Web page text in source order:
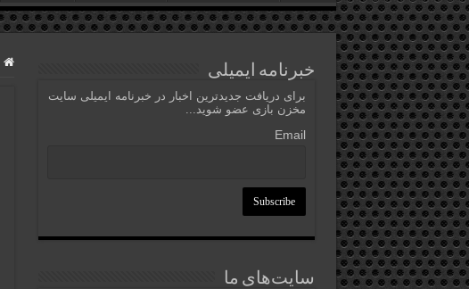
خبرنامه ایمیلی
برای دریافت جدیدترین اخبار در خبرنامه ایمیلی سایت
مخزن بازی عضو شوید...
Email
سایت‌های ما